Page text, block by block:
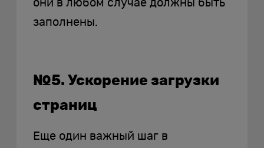
они в любом случае должны быть
заполнены.
№5. Ускорение загрузки
страниц
Еще один важный шаг в